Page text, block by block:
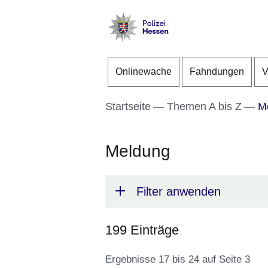
Direkt zum Kopf der
Direkt zum Inhalt
Direkt zum Fuß der
Hessen
Onlinewache Fahndungen
Startseite Themen A bis Z
Meldung
Filter anwenden
199 Einträge
Ergebnisse 17 bis 24 auf Seite 3